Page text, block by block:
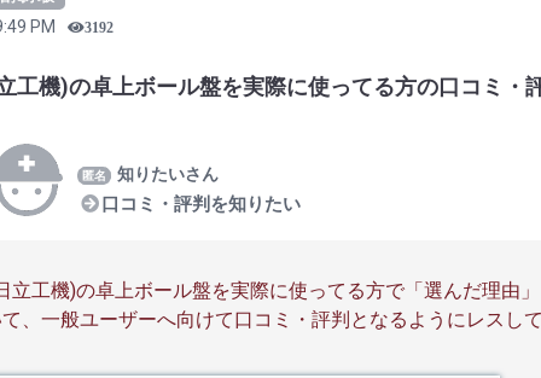
PM 3192
工機)の卓上ボール盤を実際に使ってる方の口コミ・
知りたいさん
口コミ・評判を知りたい
立工機)の卓上ボール盤を実際に使ってる方で「選んだ理由
、一般ユーザーへ向けて口コミ・評判となるようにレスして